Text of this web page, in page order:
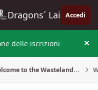
Dragons´ Lair Accedi
delle iscrizioni
to the Wasteland...